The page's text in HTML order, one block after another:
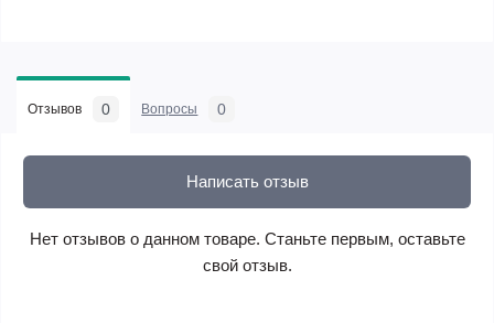
Отзывов 0 Вопросы 0
Написать отзыв
Нет отзывов о данном товаре. Станьте первым, оставьте
свой отзыв.